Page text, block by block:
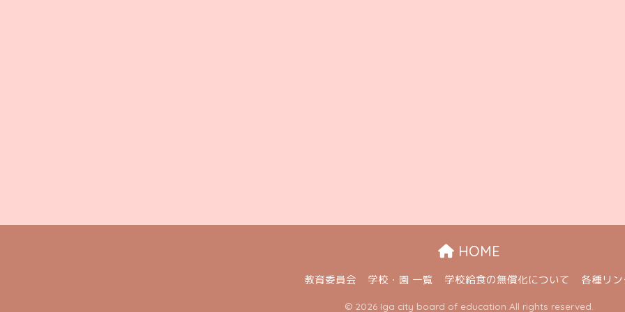
HOME
教育委員会 学校・園 一覧 学校給食の無償化について 各種リ
© 2026 Iga city board of education All rights reserved.